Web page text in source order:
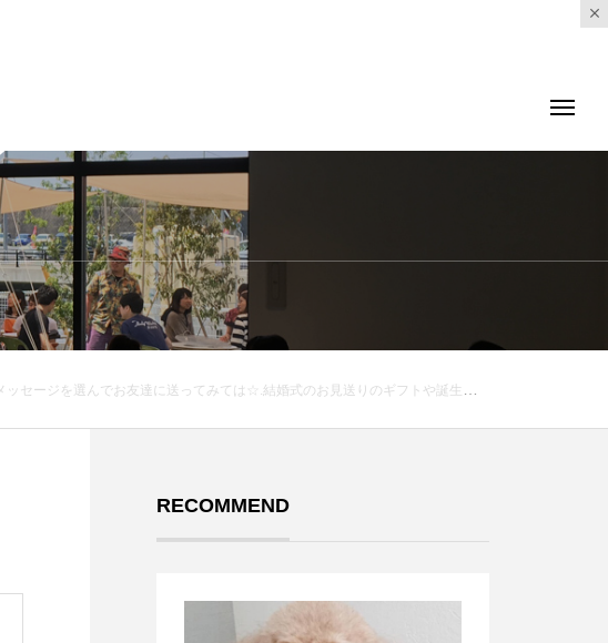
られる人、みんながHAPPYになりますように…︎…#haus_matsue #hausmatsue #haus#ギフト#ちょっとしたプレゼント #チョコ#ラムネ#キャンディ#クッキー#山陰 #島根 #松江#島根カフェ #松江カフェ
RECOMMEND